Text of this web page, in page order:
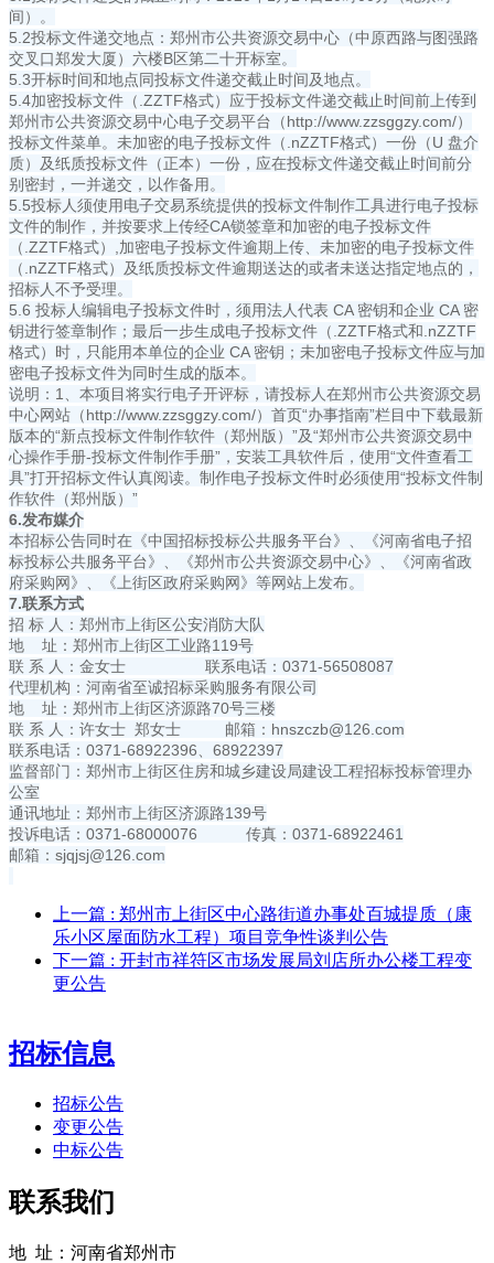
间）。
5.2投标文件递交地点：郑州市公共资源交易中心（中原西路与图强路
交叉口郑发大厦）六楼B区第二十开标室。
5.3开标时间和地点同投标文件递交截止时间及地点。
5.4加密投标文件（.ZZTF格式）应于投标文件递交截止时间前上传到
郑州市公共资源交易中心电子交易平台（http://www.zzsggzy.com/）
投标文件菜单。未加密的电子投标文件（.nZZTF格式）一份（U 盘介
质）及纸质投标文件（正本）一份，应在投标文件递交截止时间前分
别密封，一并递交，以作备用。
5.5投标人须使用电子交易系统提供的投标文件制作工具进行电子投标
文件的制作，并按要求上传经CA锁签章和加密的电子投标文件
（.ZZTF格式）,加密电子投标文件逾期上传、未加密的电子投标文件
（.nZZTF格式）及纸质投标文件逾期送达的或者未送达指定地点的，
招标人不予受理。
5.6 投标人编辑电子投标文件时，须用法人代表 CA 密钥和企业 CA 密
钥进行签章制作；最后一步生成电子投标文件（.ZZTF格式和.nZZTF
格式）时，只能用本单位的企业 CA 密钥；未加密电子投标文件应与加
密电子投标文件为同时生成的版本。
说明：1、本项目将实行电子开评标，请投标人在郑州市公共资源交易
中心网站（http://www.zzsggzy.com/）首页“办事指南”栏目中下载最新
版本的“新点投标文件制作软件（郑州版）”及“郑州市公共资源交易中
心操作手册-投标文件制作手册”，安装工具软件后，使用“文件查看工
具”打开招标文件认真阅读。制作电子投标文件时必须使用“投标文件制
作软件（郑州版）”
6.发布媒介
本招标公告同时在《中国招标投标公共服务平台》、《河南省电子招
标投标公共服务平台》、《郑州市公共资源交易中心》、《河南省政
府采购网》、《上街区政府采购网》等网站上发布。
7.联系方式
招 标 人：郑州市上街区公安消防大队
地 址：郑州市上街区工业路119号
联 系 人：金女士 联系电话：0371-56508087
代理机构：河南省至诚招标采购服务有限公司
地 址：郑州市上街区济源路70号三楼
联 系 人：许女士 郑女士 邮箱： hnszczb@126.com
联系电话：0371-68922396、68922397
监督部门：郑州市上街区住房和城乡建设局建设工程招标投标管理办
公室
通讯地址：郑州市上街区济源路139号
投诉电话：0371-68000076 传真：0371-68922461
邮箱： sjqjsj@126.com
上一篇 : 郑州市上街区中心路街道办事处百城提质（康
乐小区屋面防水工程）项目竞争性谈判公告
下一篇 : 开封市祥符区市场发展局刘店所办公楼工程变
更公告
招标信息
招标公告
变更公告
中标公告
联系我们
地 址：河南省郑州市